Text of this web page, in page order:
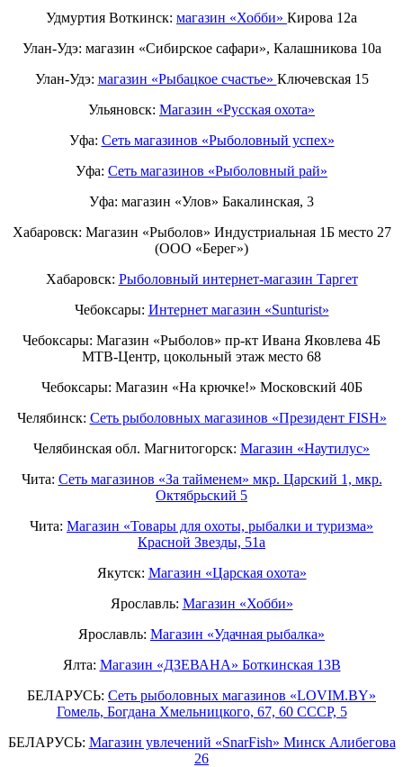
Удмуртия Воткинск: магазин «Хобби» Кирова 12а
Улан-Удэ: магазин «Сибирское сафари», Калашникова 10а
Улан-Удэ: магазин «Рыбацкое счастье» Ключевская 15
Ульяновск: Магазин «Русская охота»
Уфа: Сеть магазинов «Рыболовный успех»
Уфа: Сеть магазинов «Рыболовный рай»
Уфа: магазин «Улов» Бакалинская, 3
Хабаровск: Магазин «Рыболов» Индустриальная 1Б место 27
(ООО «Берег»)
Хабаровск: Рыболовный интернет-магазин Таргет
Чебоксары: Интернет магазин «Sunturist»
Чебоксары: Магазин «Рыболов» пр-кт Ивана Яковлева 4Б
МТВ-Центр, цокольный этаж место 68
Чебоксары: Магазин «На крючке!» Московский 40Б
Челябинск: Сеть рыболовных магазинов «Президент FISH»
Челябинская обл. Магнитогорск: Магазин «Наутилус»
Чита: Сеть магазинов «За тайменем» мкр. Царский 1, мкр.
Октябрьский 5
Чита: Магазин «Товары для охоты, рыбалки и туризма»
Красной Звезды, 51а
Якутск: Магазин «Царская охота»
Ярославль: Магазин «Хобби»
Ярославль: Магазин «Удачная рыбалка»
Ялта: Магазин «ДЗЕВАНА» Боткинская 13В
БЕЛАРУСЬ: Сеть рыболовных магазинов «LOVIM.BY»
Гомель, Богдана Хмельницкого, 67, 60 СССР, 5
БЕЛАРУСЬ: Магазин увлечений «SnarFish» Минск Алибегова
26